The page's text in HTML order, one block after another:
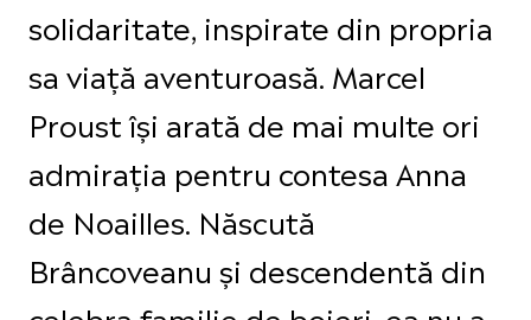
solidaritate, inspirate din propria
sa viață aventuroasă. Marcel
Proust își arată de mai multe ori
admirația pentru contesa Anna
de Noailles. Născută
Brâncoveanu și descendentă din